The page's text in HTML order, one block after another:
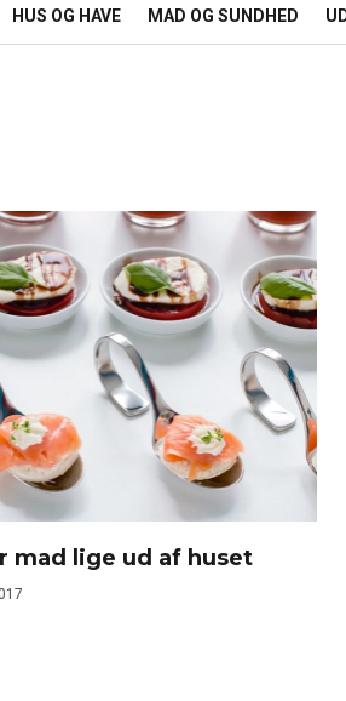
HUS OG HAVE MAD OG SUNDHED
mad lige ud af huset